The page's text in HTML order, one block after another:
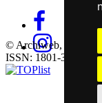
© Archiweb, s.r.o.
ISSN: 1801-3902